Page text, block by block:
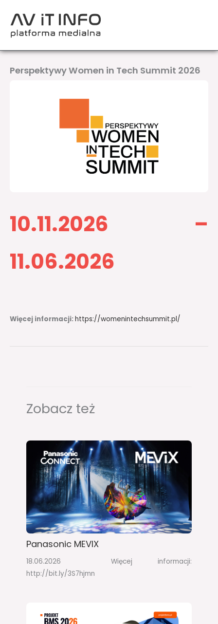
treści
Perspektywy Women in Tech Summit 2026
10.11.2026 –
11.06.2026​
Więcej informacji:https://womenintechsummit.pl/
Zobacz też
Panasonic MEVIX
18.06.2026 Więcej informacji:
http://bit.ly/3S7hjmn